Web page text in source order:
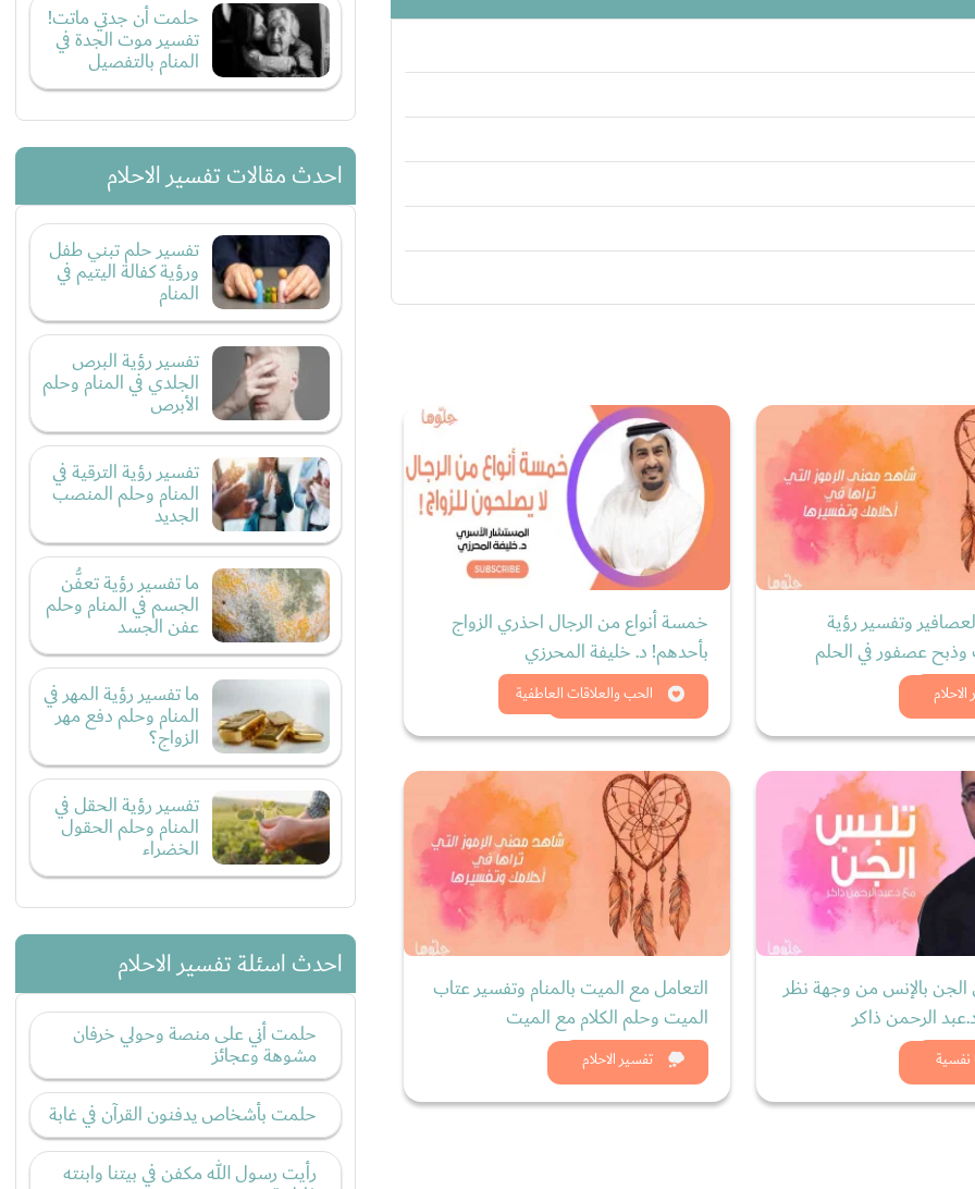
وتفسير رؤية
عصفور في الحلم
الان
الحب والعلاقات العاطفية
خمسة أنواع من الرجال احذري الزواج
بأحدهم! د. خليفة المحرزي
شاهد الان
نفسية
بالإنس من وجهة نظر
الرحمن ذاكر
الان
تفسير الاحلام
التعامل مع الميت بالمنام وتفسير عتاب
الميت وحلم الكلام مع الميت
شاهد الان
حلمت أن جدتي ماتت!
تفسير موت الجدة في
المنام بالتفصيل
احدث مقالات تفسير الاحلام
تفسير حلم تبني طفل
ورؤية كفالة اليتيم في
المنام
تفسير رؤية البرص
الجلدي في المنام وحلم
الأبرص
تفسير رؤية الترقية في
المنام وحلم المنصب
الجديد
ما تفسير رؤية تعفُّن
الجسم في المنام وحلم
عفن الجسد
ما تفسير رؤية المهر في
المنام وحلم دفع مهر
الزواج؟
تفسير رؤية الحقل في
المنام وحلم الحقول
الخضراء
احدث اسئلة تفسير الاحلام
حلمت أني على منصة وحولي خرفان
مشوهة وعجائز
حلمت بأشخاص يدفنون القرآن في غابة
رأيت رسول الله مكفن في بيتنا وابنته